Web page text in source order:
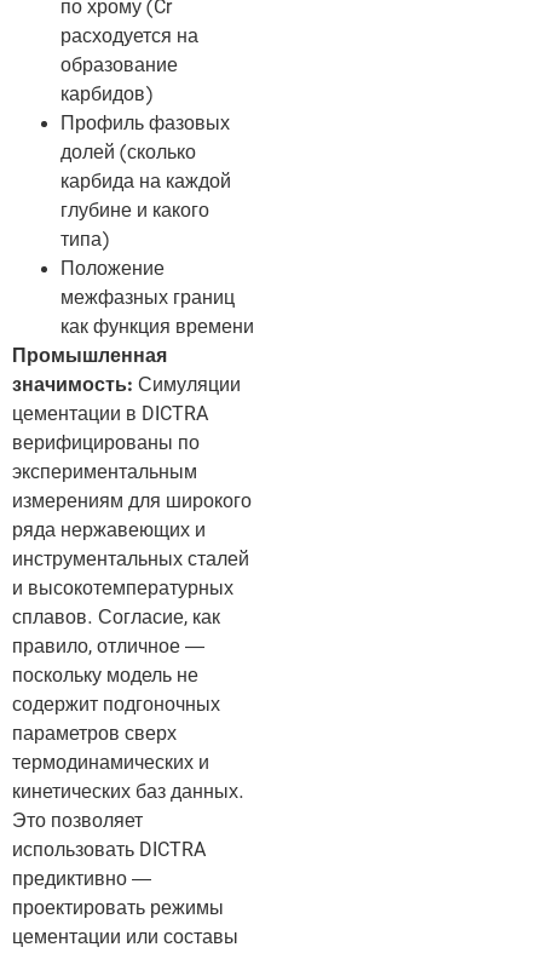
по хрому (Cr
расходуется на
образование
карбидов)
Профиль фазовых
долей (сколько
карбида на каждой
глубине и какого
типа)
Положение
межфазных границ
как функция времени
Промышленная
значимость: Симуляции
цементации в DICTRA
верифицированы по
экспериментальным
измерениям для широкого
ряда нержавеющих и
инструментальных сталей
и высокотемпературных
сплавов. Согласие, как
правило, отличное —
поскольку модель не
содержит подгоночных
параметров сверх
термодинамических и
кинетических баз данных.
Это позволяет
использовать DICTRA
предиктивно —
проектировать режимы
цементации или составы